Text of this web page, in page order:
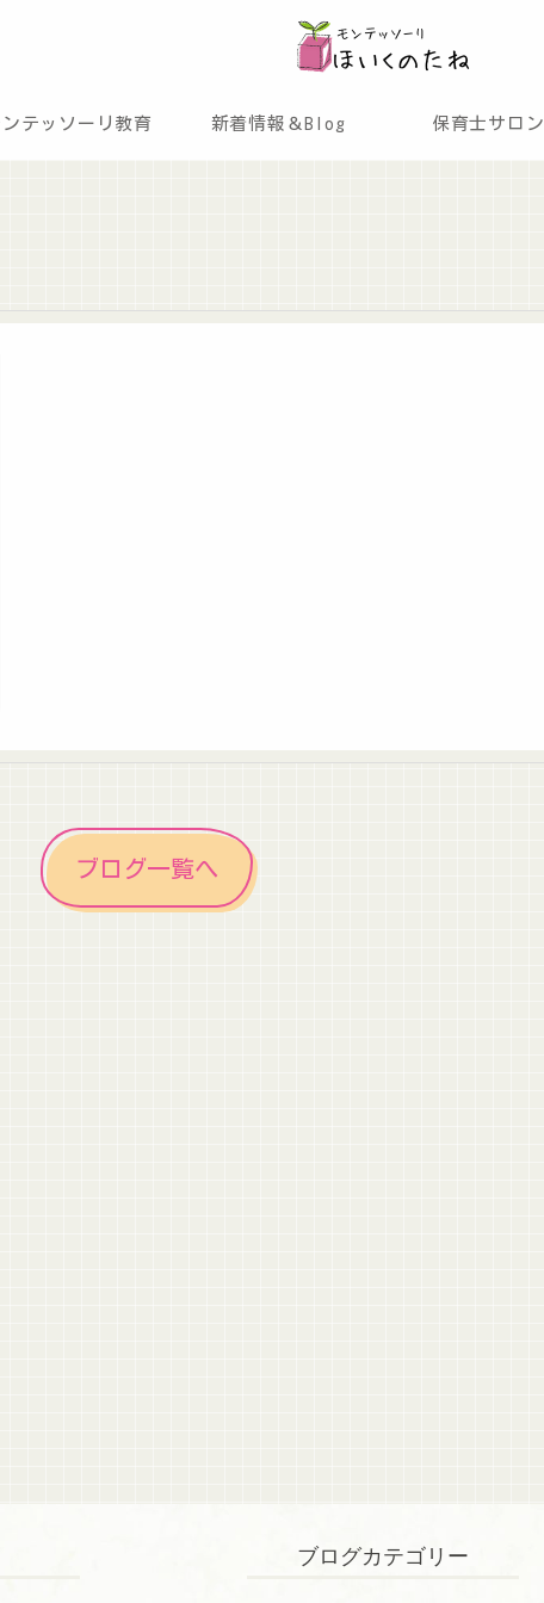
ンテッソーリ教育 新着情報＆Blog 保育士サロン
ブログ一覧へ
ブログカテゴリー